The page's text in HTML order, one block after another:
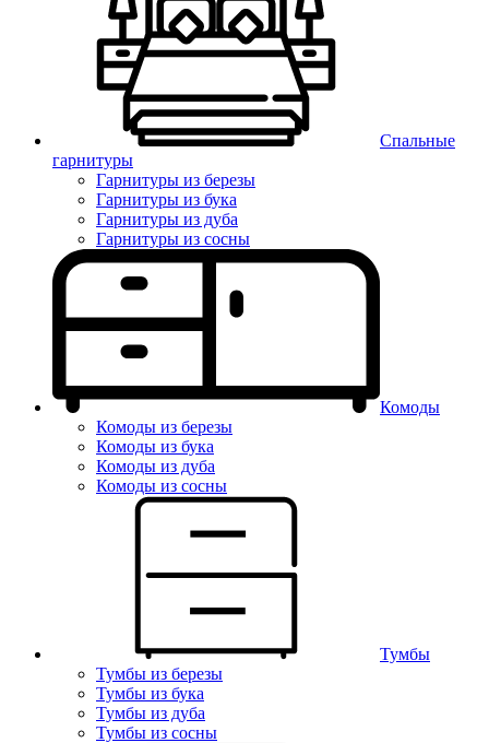
Спальные
гарнитуры
Гарнитуры из березы
Гарнитуры из бука
Гарнитуры из дуба
Гарнитуры из сосны
Комоды
Комоды из березы
Комоды из бука
Комоды из дуба
Комоды из сосны
Тумбы
Тумбы из березы
Тумбы из бука
Тумбы из дуба
Тумбы из сосны